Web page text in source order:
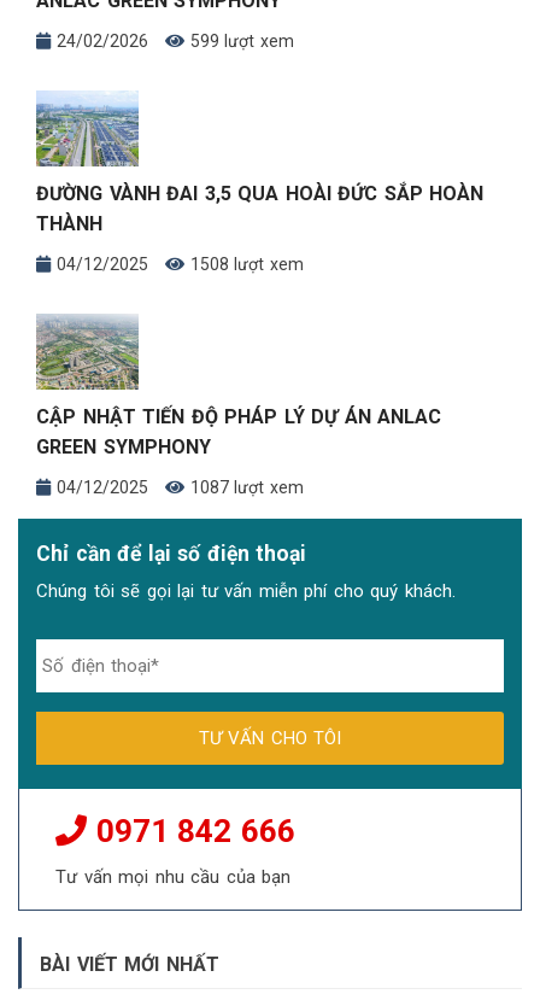
24/02/2026 599 lượt xem
ĐƯỜNG VÀNH ĐAI 3,5 QUA HOÀI ĐỨC SẮP HOÀN
THÀNH
04/12/2025 1508 lượt xem
CẬP NHẬT TIẾN ĐỘ PHÁP LÝ DỰ ÁN ANLAC
GREEN SYMPHONY
04/12/2025 1087 lượt xem
Chỉ cần để lại số điện thoại
Chúng tôi sẽ gọi lại tư vấn miễn phí cho quý khách.
0971 842 666
Tư vấn mọi nhu cầu của bạn
BÀI VIẾT MỚI NHẤT